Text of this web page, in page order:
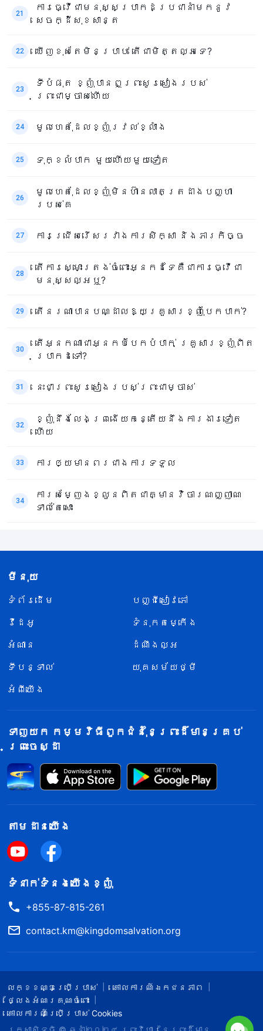
21
ការធ្វើជាមនុស្សប្រាកដប្រជានាំមកនូវ
សេចក្ដីសុខសាន្ត
22 ឃើញខុសតែមិនប្រាប់ តើជាមិត្តល្អទេ?
23
ទីបំផុត ខ្ញុំបានឮព្រះសូរសៀងរបស់
ព្រះជាម្ចាស់ហើយ
24 មូលហេតុដែលខ្ញុំរវល់ខ្លាំង
25 ទុក្ខលំបាក មួយហើយមួយទៀត
26
មូលហេតុដែលខ្ញុំមិនហ៊ានលាតត្រដាងបញ្ហា
របស់គេ
27 ការជ្រើសរើសរវាងការសិក្សា និងភារកិច្ច
28
តើការស្មោះត្រង់ចំពោះអ្នកដទៃគឺជាការធ្វើជា
មនុស្សល្អឬ?
29 តើនរណាបានបណ្ដាលឱ្យគ្រួសារខ្ញុំបែកបាក់?
30
តើអ្នកណាជាអ្នកបំបែកបំបាក់ គ្រួសារខ្ញុំពិត
ប្រាកដទៅ?
31 នេះជាព្រះសូរសៀងរបស់ព្រះជាម្ចាស់
32
ខ្ញុំនឹងលែងព្រងើយកន្តើយនឹងការងារទៀត
ហើយ
33 ការឲ្យមានពរជាងការទទួល
34
ការសម្ញែងខ្លួនពិតជាគ្មានវិចារណញ្ញាណ
ទាល់តែសោះ
មីនុយ
ទំព័រ​ដើម
បញ្ជីសៀវភៅ
វីដេអូ
ទំនុកតម្កើង
អំណាន
ដំណឹងល្អ
ទីបន្ទាល់
យុគសម័យថ្មី
អំពីយើង
ទាញយក កម្មវិធីពួកជំនុំនៃព្រះដ៏មានគ្រប់
ព្រះចេស្ដា
តាម​ដាន​យើង​
ទំនាក់​ទំនង​យើង​ខ្ញុំ
+855-87-815-261
contact.km@kingdomsalvation.org
លក្ខខណ្ឌ​ប្រើប្រាស់​
គោលការណ៍ឯកជនភាព
ថ្លែងអំណរគុណចំពោះ
គោលការណ៍ប្រើប្រាស់ Cookies